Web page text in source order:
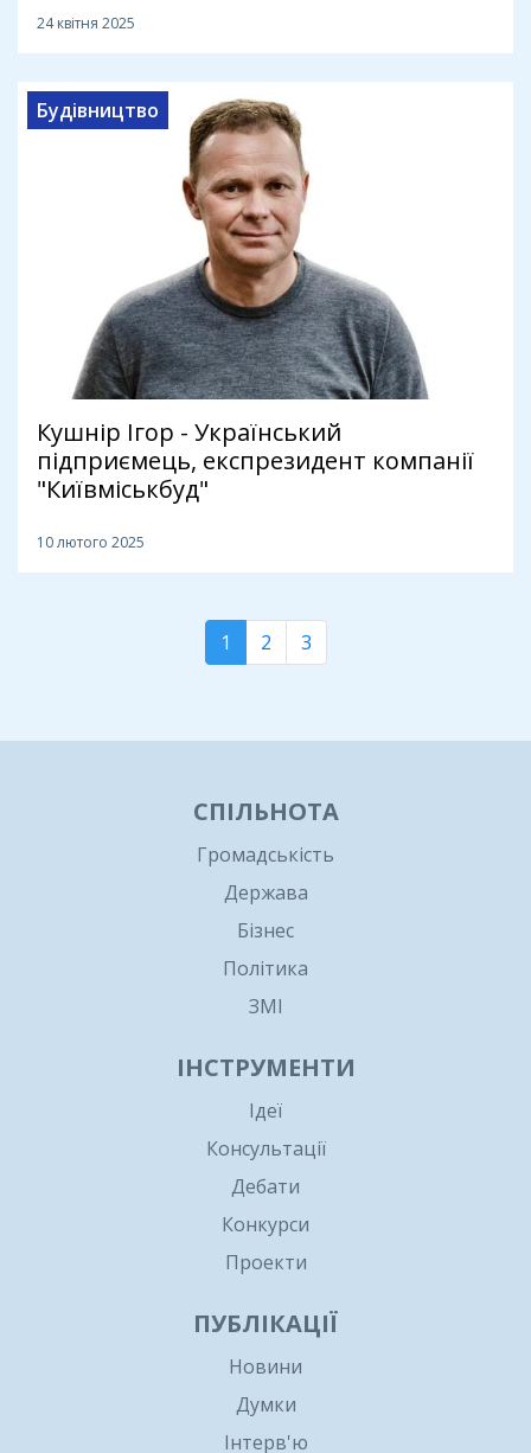
24 квітня 2025
Будівництво
Кушнір Ігор - Український
підприємець, експрезидент компанії
"Київміськбуд"
10 лютого 2025
1 2 3
СПІЛЬНОТА
Громадськість
Держава
Бізнес
Політика
ЗМІ
ІНСТРУМЕНТИ
Ідеї
Консультації
Дебати
Конкурси
Проекти
ПУБЛІКАЦІЇ
Новини
Думки
Інтерв'ю